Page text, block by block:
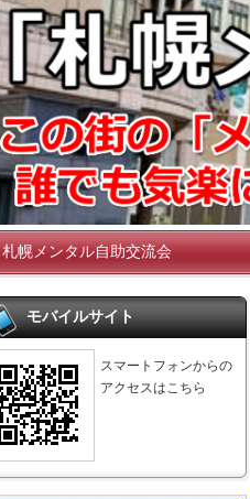
札幌メンタル自助交流会
モバイルサイト
スマートフォンからの
アクセスはこちら